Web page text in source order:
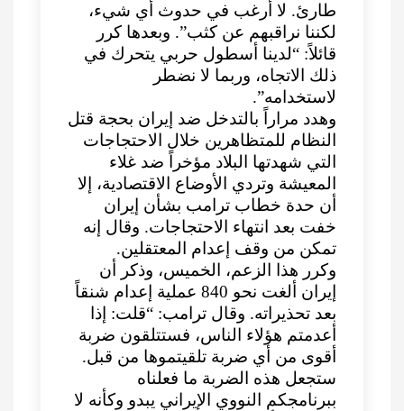
طارئ. لا أرغب في حدوث أي شيء،
لكننا نراقبهم عن كثب”. وبعدها كرر
قائلاً: “لدينا أسطول حربي يتحرك في
ذلك الاتجاه، وربما لا نضطر
لاستخدامه”.
وهدد مراراً بالتدخل ضد إيران بحجة قتل
النظام للمتظاهرين خلال الاحتجاجات
التي شهدتها البلاد مؤخراً ضد غلاء
المعيشة وتردي الأوضاع الاقتصادية، إلا
أن حدة خطاب ترامب بشأن إيران
خفت بعد انتهاء الاحتجاجات. وقال إنه
تمكن من وقف إعدام المعتقلين.
وكرر هذا الزعم، الخميس، وذكر أن
إيران ألغت نحو 840 عملية إعدام شنقاً
بعد تحذيراته. وقال ترامب: “قلت: إذا
أعدمتم هؤلاء الناس، فستتلقون ضربة
أقوى من أي ضربة تلقيتموها من قبل.
ستجعل هذه الضربة ما فعلناه
ببرنامجكم النووي الإيراني يبدو وكأنه لا